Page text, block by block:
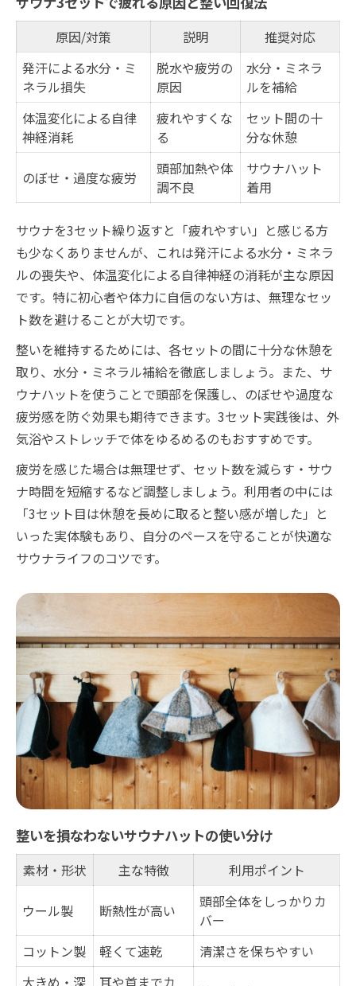
原因/対策 説明
推奨対応
発汗による水分・ミ
ネラル損失
脱水や疲労の
原因
水分・ミネラ
ルを補給
体温変化による自律
神経消耗
疲れやすくな
る
セット間の十
分な休憩
のぼせ・過度な疲労
頭部加熱や体
調不良
サウナハット
着用
サウナを3セット繰り返すと「疲れやすい」と感じる方
も少なくありませんが、これは発汗による水分・ミネラ
ルの喪失や、体温変化による自律神経の消耗が主な原因
です。特に初心者や体力に自信のない方は、無理なセッ
ト数を避けることが大切です。
整いを維持するためには、各セットの間に十分な休憩を
取り、水分・ミネラル補給を徹底しましょう。また、サ
ウナハットを使うことで頭部を保護し、のぼせや過度な
疲労感を防ぐ効果も期待できます。3セット実践後は、外
気浴やストレッチで体をゆるめるのもおすすめです。
疲労を感じた場合は無理せず、セット数を減らす・サウ
ナ時間を短縮するなど調整しましょう。利用者の中には
「3セット目は休憩を長めに取ると整い感が増した」と
いった実体験もあり、自分のペースを守ることが快適な
サウナライフのコツです。
整いを損なわないサウナハットの使い分け
素材・形状 主な特徴 利用ポイント
ウール製 断熱性が高い
頭部全体をしっかりカ
バー
コットン製
軽くて速乾
清潔さを保ちやすい
大きめ・深
耳や首までカ